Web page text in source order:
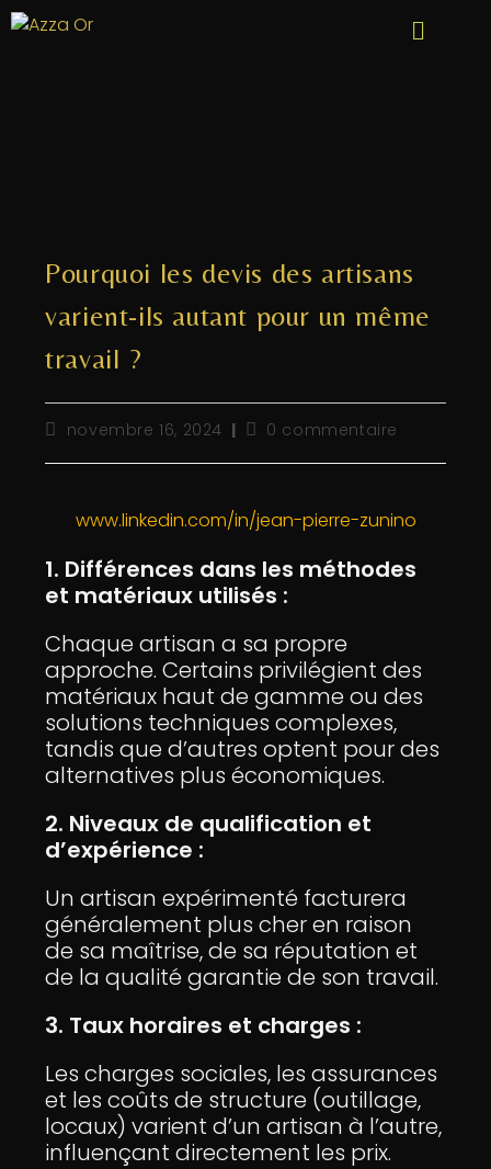
Pourquoi les devis des artisans
varient-ils autant pour un même
travail ?
novembre 16, 2024 0 commentaire
www.linkedin.com/in/jean-pierre-zunino
1. Différences dans les méthodes
et matériaux utilisés :
Chaque artisan a sa propre
approche. Certains privilégient des
matériaux haut de gamme ou des
solutions techniques complexes,
tandis que d’autres optent pour des
alternatives plus économiques.
2. Niveaux de qualification et
d’expérience :
Un artisan expérimenté facturera
généralement plus cher en raison
de sa maîtrise, de sa réputation et
de la qualité garantie de son travail.
3. Taux horaires et charges :
Les charges sociales, les assurances
et les coûts de structure (outillage,
locaux) varient d’un artisan à l’autre,
influençant directement les prix.